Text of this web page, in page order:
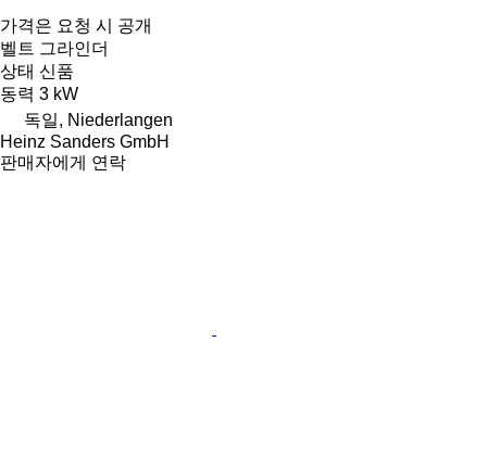
가격은 요청 시 공개
벨트 그라인더
상태 신품
동력 3 kW
독일, Niederlangen
Heinz Sanders GmbH
판매자에게 연락